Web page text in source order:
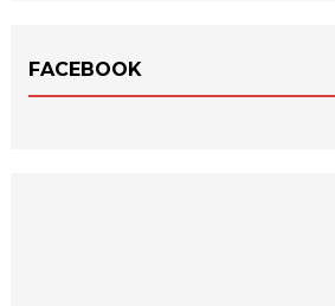
FACEBOOK